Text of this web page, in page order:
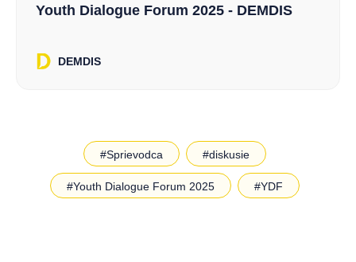
Youth Dialogue Forum 2025 - DEMDIS
DEMDIS
#Sprievodca #diskusie
#Youth Dialogue Forum 2025 #YDF